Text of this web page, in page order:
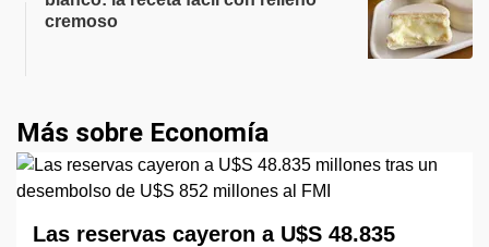
cremoso
Más sobre Economía
Las reservas cayeron a U$S 48.835